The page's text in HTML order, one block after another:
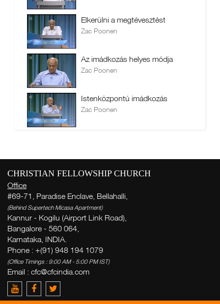
Elkerülni a megtévesztést
Zac Poonen
Az imádkozás helyes módja
Zac Poonen
Istenközpontú imádkozás
Zac Poonen
CHRISTIAN FELLOWSHIP CHURCH
Office
#69-71, Paradise Enclave, Bellahalli,
(Behind Supertech Micasa Apartment)
Kannur - Kogilu (Airport Link Road),
Bangalore - 560 064,
Karnataka, INDIA.
Phone : +(91) 948 194 1079
(Office Timings : 9:00 AM - 5:00 PM IST)
Email : cfc@cfcindia.com